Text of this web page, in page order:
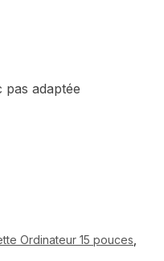
adaptée
Ordinateur 15 pouces